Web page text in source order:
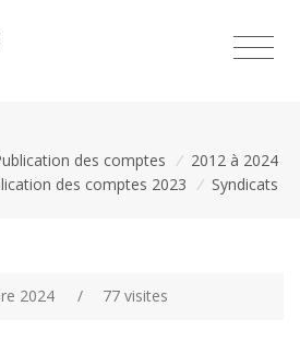
des comptes / 2012 à 2024
des comptes 2023 / Syndicats
2024 / 77 visites